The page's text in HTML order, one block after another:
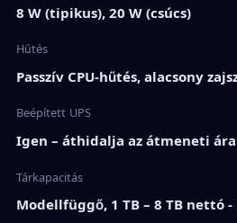
8 W (tipikus), 20 W (csúcs)
Hűtés
Passzív CPU-hűtés, alacsony
Beépített UPS
Igen – áthidalja az átmeneti
Tárkapacitás
Modellfüggő, 1 TB – 8 TB nettó